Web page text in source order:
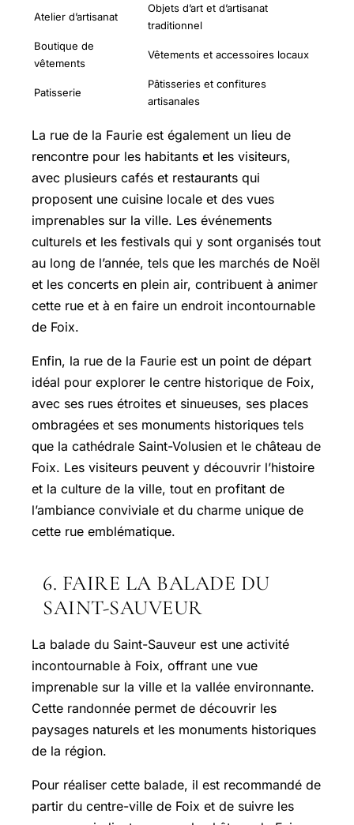
Atelier d’artisanat
Objets d’art et d’artisanat
traditionnel
Boutique de
vêtements
Vêtements et accessoires locaux
Patisserie
Pâtisseries et confitures
artisanales
La rue de la Faurie est également un lieu de
rencontre pour les habitants et les visiteurs,
avec plusieurs cafés et restaurants qui
proposent une cuisine locale et des vues
imprenables sur la ville. Les événements
culturels et les festivals qui y sont organisés tout
au long de l’année, tels que les marchés de Noël
et les concerts en plein air, contribuent à animer
cette rue et à en faire un endroit incontournable
de Foix.
Enfin, la rue de la Faurie est un point de départ
idéal pour explorer le centre historique de Foix,
avec ses rues étroites et sinueuses, ses places
ombragées et ses monuments historiques tels
que la cathédrale Saint-Volusien et le château de
Foix. Les visiteurs peuvent y découvrir l’histoire
et la culture de la ville, tout en profitant de
l’ambiance conviviale et du charme unique de
cette rue emblématique.
6. FAIRE LA BALADE DU
SAINT-SAUVEUR
La balade du Saint-Sauveur est une activité
incontournable à Foix, offrant une vue
imprenable sur la ville et la vallée environnante.
Cette randonnée permet de découvrir les
paysages naturels et les monuments historiques
de la région.
Pour réaliser cette balade, il est recommandé de
partir du centre-ville de Foix et de suivre les